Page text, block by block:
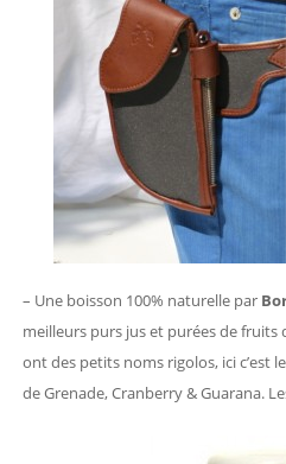
– Une boisson 100% naturelle par
meilleurs purs jus et purées de fruits
ont des petits noms rigolos, ici c’est
de Grenade, Cranberry & Guarana.